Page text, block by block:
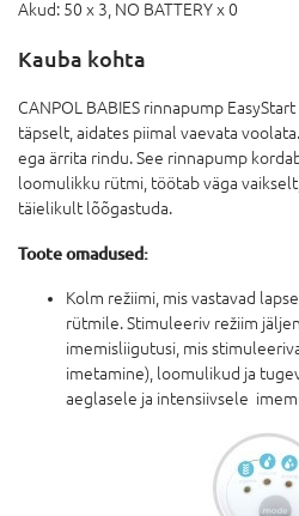
Akud: 50 x 3, NO BATTERY x 0
Kauba kohta
CANPOL BABIES rinnapump
täpselt, aidates piimal vaevata
ega ärrita rindu. See rinnapump
loomulikku rütmi, töötab väga
täielikult lõõgastuda.
Toote omadused:
Kolm režiimi, mis vastavad
rütmile. Stimuleeriv režiim
imemisliigutusi, mis
imetamine), loomulikud ja
aeglasele ja intensiivsele